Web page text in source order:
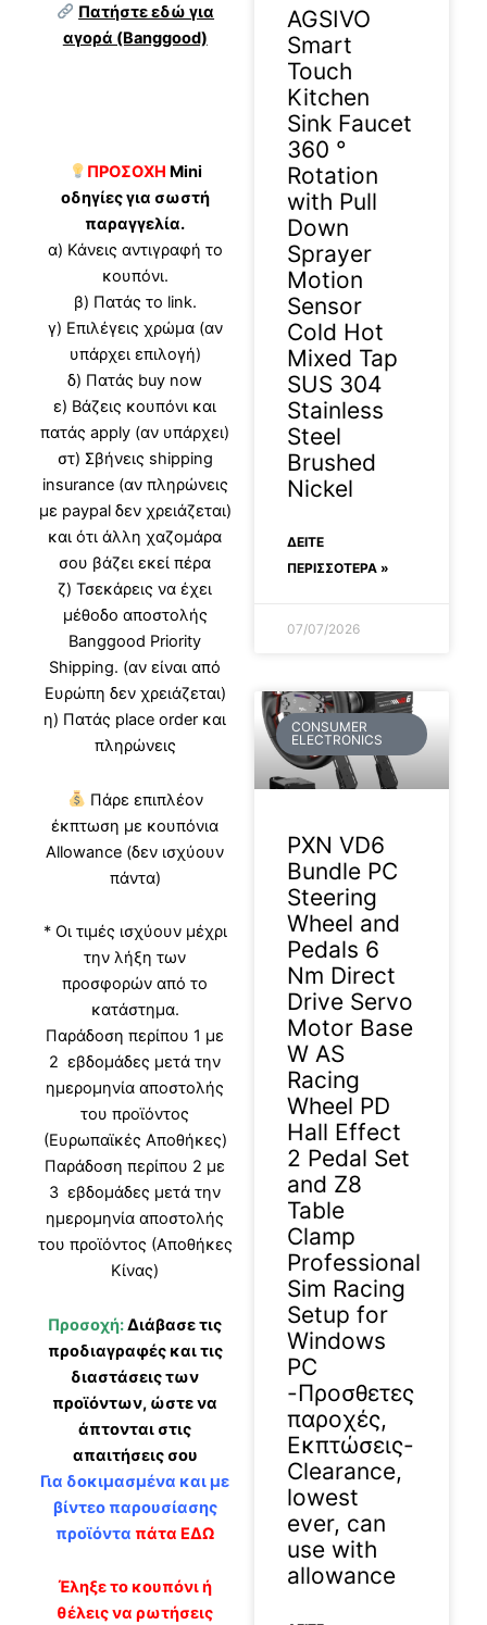
Πατήστε εδώ για
αγορά (Banggood)
ΠΡΟΣΟΧΗ Mini
οδηγίες για σωστή
παραγγελία.
α) Κάνεις αντιγραφή το
κουπόνι.
β) Πατάς το link.
γ) Επιλέγεις χρώμα (αν
υπάρχει επιλογή)
δ) Πατάς buy now
ε) Βάζεις κουπόνι και
πατάς apply (αν υπάρχει)
στ) Σβήνεις shipping
insurance (αν πληρώνεις
με paypal δεν χρειάζεται)
και ότι άλλη χαζομάρα
σου βάζει εκεί πέρα
ζ) Τσεκάρεις να έχει
μέθοδο αποστολής
Banggood Priority
Shipping. (αν είναι από
Ευρώπη δεν χρειάζεται)
η) Πατάς place order και
πληρώνεις
Πάρε επιπλέον
έκπτωση με κουπόνια
Allowance (δεν ισχύουν
πάντα)
* Οι τιμές ισχύουν μέχρι
την λήξη των
προσφορών από το
κατάστημα.
Παράδοση περίπου 1 με
2 εβδομάδες μετά την
ημερομηνία αποστολής
του προϊόντος
(Ευρωπαϊκές Αποθήκες)
Παράδοση περίπου 2 με
3 εβδομάδες μετά την
ημερομηνία αποστολής
του προϊόντος (Αποθήκες
Κίνας)
Προσοχή:Διάβασε τις
προδιαγραφές και τις
διαστάσεις των
προϊόντων, ώστε να
άπτονται στις
απαιτήσεις σου
Για δοκιμασμένα και με
βίντεο παρουσίασης
προϊόντα πάτα ΕΔΩ
Έληξε το κουπόνι ή
θέλεις να ρωτήσεις
AGSIVO
Smart
Touch
Kitchen
Sink Faucet
360 °
Rotation
with Pull
Down
Sprayer
Motion
Sensor
Cold Hot
Mixed Tap
SUS 304
Stainless
Steel
Brushed
Nickel
ΔΕΊΤΕ
ΠΕΡΙΣΣΟΤΕΡΑ »
07/07/2026
CONSUMER
ELECTRONICS
PXN VD6
Bundle PC
Steering
Wheel and
Pedals 6
Nm Direct
Drive Servo
Motor Base
W AS
Racing
Wheel PD
Hall Effect
2 Pedal Set
and Z8
Table
Clamp
Professional
Sim Racing
Setup for
Windows
PC
-Προσθετες
παροχές,
Εκπτώσεις-
Clearance,
lowest
ever, can
use with
allowance